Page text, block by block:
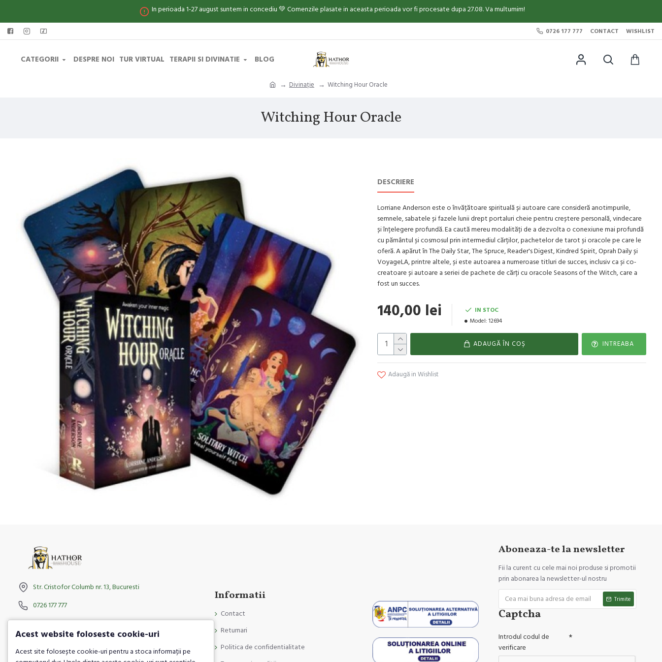
In perioada 1-27 august suntem in concediu 💚 Comenzile plasate in aceasta perioada vor fi procesate dupa 27.08. Va multumim!
0726 177 777 CONTACT WISHLIST
CATEGORII DESPRE NOI TUR VIRTUAL TERAPII SI DIVINATIE BLOG
Divinație Witching Hour Oracle
Witching Hour Oracle
DESCRIERE
Lorriane Anderson este o învățătoare spirituală și autoare care consideră anotimpurile,
semnele, sabatele și fazele lunii drept portaluri cheie pentru creștere personală, vindecare
și înțelegere profundă. Ea caută mereu modalități de a dezvolta o conexiune mai profundă
cu pământul și cosmosul prin intermediul cărților, pachetelor de tarot și oracole pe care le
oferă. A apărut în The Daily Star, The Spruce, Reader's Digest, Kindred Spirit, Oprah Daily și
VoyageLA, printre altele, și este autoarea a numeroase titluri de succes, inclusiv ca și co-
creatoare și autoare a seriei de pachete de cărți cu oracole Seasons of the Witch, care a
fost un succes.
140,00 lei
IN STOC
Model: 12694
ADAUGĂ ÎN COŞ INTREABA
Adaugă in Wishlist
Str. Cristofor Columb nr. 13, Bucuresti
0726 177 777
TikTok
Informatii
Contact
Returnari
Politica de confidentialitate
Aboneaza-te la newsletter
Fii la curent cu cele mai noi produse si promotii
prin abonarea la newsletter-ul nostru
Trimite
Captcha
Introdul codul de
verificare
Acest website foloseste cookie-uri
Acest site folosește cookie-uri pentru a stoca informații pe